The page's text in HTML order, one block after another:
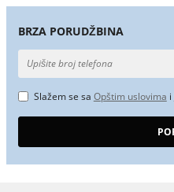
BRZA PORUDŽBINA
Slažem se sa Opštim uslovima i